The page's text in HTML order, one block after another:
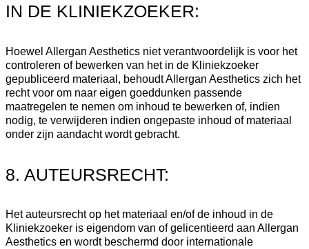
IN DE KLINIEKZOEKER:
Hoewel Allergan Aesthetics niet verantwoordelijk is voor het
controleren of bewerken van het in de Kliniekzoeker
gepubliceerd materiaal, behoudt Allergan Aesthetics zich het
recht voor om naar eigen goeddunken passende
maatregelen te nemen om inhoud te bewerken of, indien
nodig, te verwijderen indien ongepaste inhoud of materiaal
onder zijn aandacht wordt gebracht.
8. AUTEURSRECHT:
Het auteursrecht op het materiaal en/of de inhoud in de
Kliniekzoeker is eigendom van of gelicentieerd aan Allergan
Aesthetics en wordt beschermd door internationale